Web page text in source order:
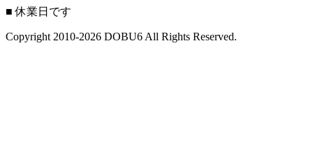
■ 休業日です
Copyright 2010-2026 DOBU6 All Rights Reserved.